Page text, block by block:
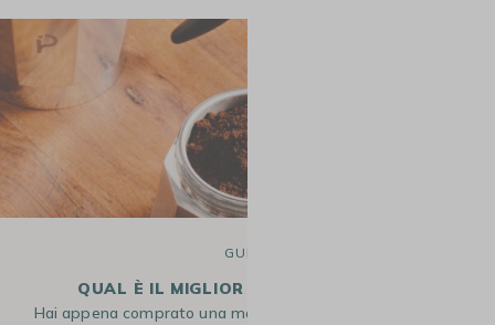
GUIDE
QUAL È IL MIGLIOR CAFFÈ PER MOKA ?
Hai appena comprato una moka e vuoi goderti tutto il suo